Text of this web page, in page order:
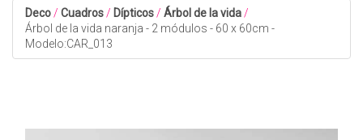
Deco / Cuadros / Dípticos / Árbol de la vida /
Árbol de la vida naranja - 2 módulos - 60 x 60cm -
Modelo:CAR_013